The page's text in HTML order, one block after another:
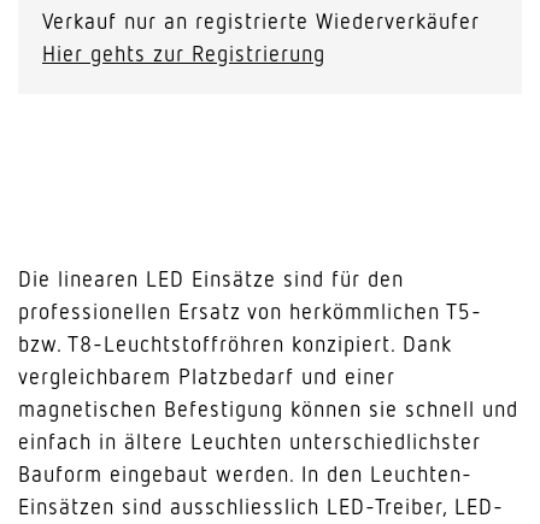
Verkauf nur an registrierte Wiederverkäufer
Hier gehts zur Registrierung
Die linearen LED Einsätze sind für den
professionellen Ersatz von herkömmlichen T5-
bzw. T8-Leuchtstoffröhren konzipiert. Dank
vergleichbarem Platzbedarf und einer
magnetischen Befestigung können sie schnell und
einfach in ältere Leuchten unterschiedlichster
Bauform eingebaut werden. In den Leuchten-
Einsätzen sind ausschliesslich LED-Treiber, LED-